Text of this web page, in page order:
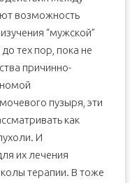
возможность
“мужской”
тех пор, пока не
причинно-
пузыря, эти
как
И
их лечения
терапии. В тоже